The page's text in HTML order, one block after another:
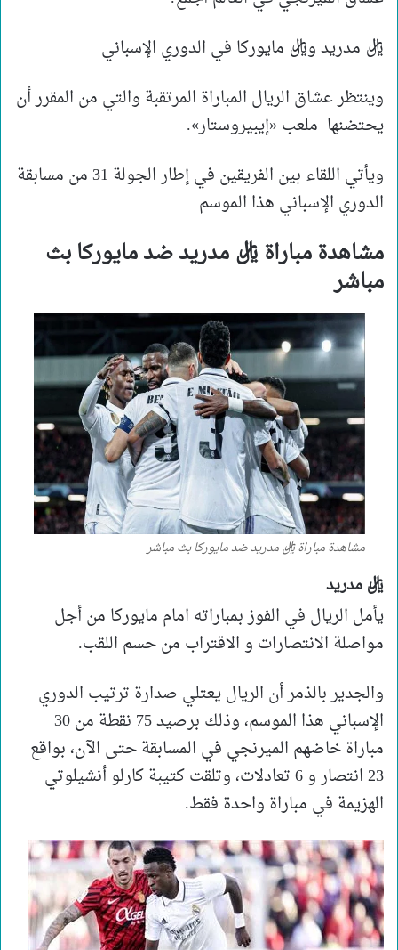
ريال مدريد وريال مايوركا في الدوري الإسباني
وينتظر عشاق الريال المباراة المرتقبة والتي من المقرر أن
يحتضنها ملعب «إيبيروستار».
ويأتي اللقاء بين الفريقين في إطار الجولة 31 من مسابقة
الدوري الإسباني هذا الموسم
مشاهدة مباراة ريال مدريد ضد مايوركا بث
مباشر
مشاهدة مباراة ريال مدريد ضد مايوركا بث مباشر
ريال مدريد
يأمل الريال في الفوز بمباراته امام مايوركا من أجل
مواصلة الانتصارات و الاقتراب من حسم اللقب.
والجدير بالذمر أن الريال يعتلي صدارة ترتيب الدوري
الإسباني هذا الموسم، وذلك برصيد 75 نقطة من 30
مباراة خاضهم الميرنجي في المسابقة حتى الآن، بواقع
23 انتصار و 6 تعادلات، وتلقت كتيبة كارلو أنشيلوتي
الهزيمة في مباراة واحدة فقط.